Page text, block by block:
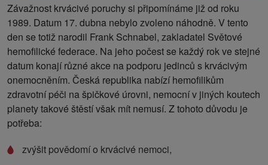
Závažnost krvácivé poruchy si připomínáme již od roku
1989. Datum 17. dubna nebylo zvoleno náhodně. V tento
den se totiž narodil Frank Schnabel, zakladatel Světové
hemofilické federace. Na jeho počest se každý rok ve stejné
datum konají různé akce na podporu jedinců s krvácivým
onemocněním. Česká republika nabízí hemofilikům
zdravotní péči na špičkové úrovni, nemocní v jiných koutech
planety takové štěstí však mít nemusí. Z tohoto důvodu je
potřeba:
zvýšit povědomí o krvácivé nemoci,